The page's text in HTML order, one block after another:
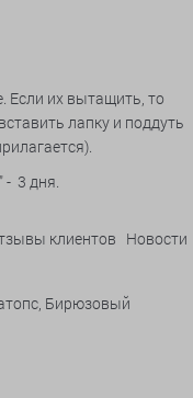
их вытащить, то
лапку и поддуть
- 3 дня.
клиентов Новости
Бирюзовый